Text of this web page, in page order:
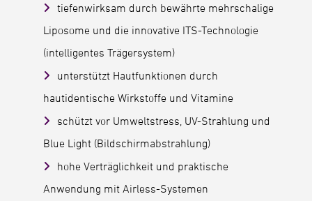
tiefenwirksam durch bewährte mehrschalige
Liposome und die innovative ITS-Technologie
(intelligentes Trägersystem)
unterstützt Hautfunktionen durch
hautidentische Wirkstoffe und Vitamine
schützt vor Umweltstress, UV-Strahlung und
Blue Light (Bildschirmabstrahlung)
hohe Verträglichkeit und praktische
Anwendung mit Airless-Systemen